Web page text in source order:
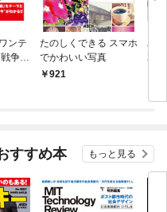
ンテ
争日
アプ
たのしくできる スマホ
でかわいい写真
921
パ
すすめ本 もっと見る